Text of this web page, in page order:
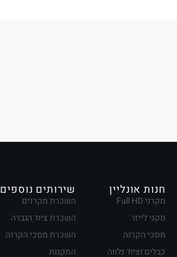
חנות אונליין
מקרני Full HD
מקני לייזר
מסכי הקרנה
כבלים וציוד נלווה
שירותים נוספים
השכרת מקרנים
השכרת ציוד הגברה
השכרת מסכי הקרנה
התקנות